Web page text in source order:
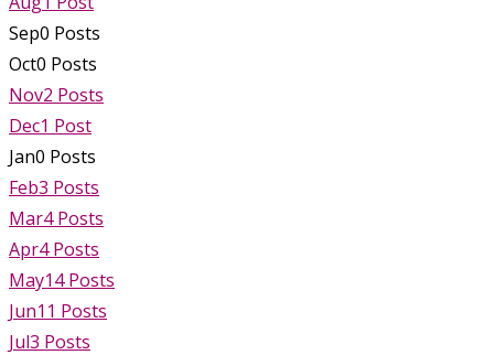
Sep0 Posts
Oct0 Posts
Nov2 Posts
Dec1 Post
Jan0 Posts
Feb3 Posts
Mar4 Posts
Apr4 Posts
May14 Posts
Jun11 Posts
Jul3 Posts